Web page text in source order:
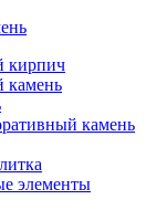
кирпич
камень
камень
элементы